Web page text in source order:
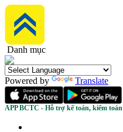
Danh mục
Powered by Translate
APP BCTC - Hỗ trợ kế toán, kiểm toán